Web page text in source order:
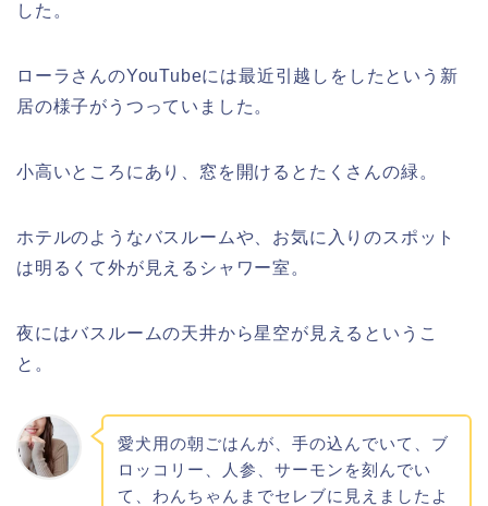
した。
ローラさんのYouTubeには最近引越しをしたという新
居の様子がうつっていました。
小高いところにあり、窓を開けるとたくさんの緑。
ホテルのようなバスルームや、お気に入りのスポット
は明るくて外が見えるシャワー室。
夜にはバスルームの天井から星空が見えるというこ
と。
愛犬用の朝ごはんが、手の込んでいて、ブ
ロッコリー、人参、サーモンを刻んでい
て、わんちゃんまでセレブに見えましたよ